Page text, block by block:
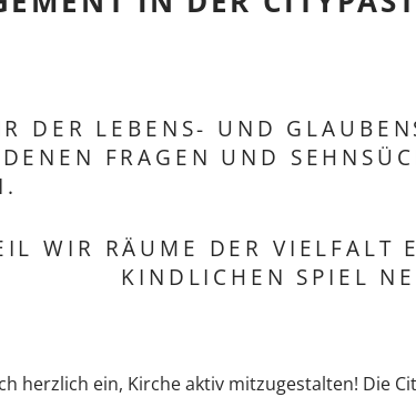
DER LEBENS- UND
FRAGEN UND
WIR RÄUME DER VIELFALT
KINDLICHEN SPIEL
herzlich ein, Kirche aktiv mitzugestalten! Die